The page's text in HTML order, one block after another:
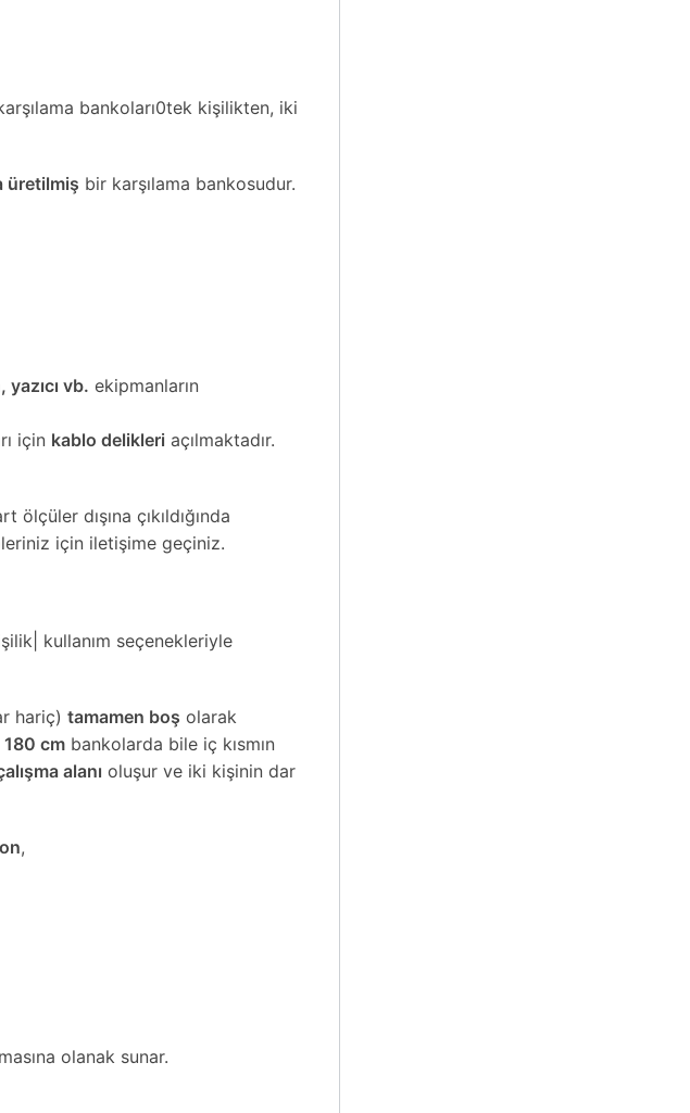
bankoları0tek kişilikten, iki
üretilmiş bir karşılama bankosudur.
vb. ekipmanların
için kablo delikleri açılmaktadır.
dışına çıkıldığında
için iletişime geçiniz.
kullanım seçenekleriyle
hariç) tamamen boş olarak
180 cm bankolarda bile iç kısmın
alanı oluşur ve iki kişinin dar
,
olanak sunar.